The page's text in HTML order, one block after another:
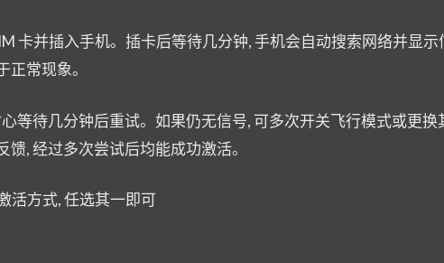
卡并插入手机。插卡后等待几分钟, 手机会自动搜索网络并显示
常现象。
等待几分钟后重试。如果仍无信号, 可多次开关飞行模式或更换
馈, 经过多次尝试后均能成功激活。
活方式, 任选其一即可